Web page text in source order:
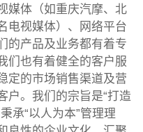
媒体（如重庆汽摩、北
电视媒体）、网络平台
的产品及业务都有着专
们也有着健全的客户服
定的市场销售渠道及营
户。我们的宗旨是“打造
承“以人为本”管理理